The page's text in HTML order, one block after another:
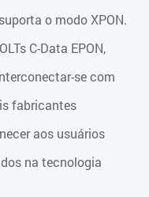
o modo XPON.
C-Data EPON,
se com
fabricantes
aos usuários
na tecnologia